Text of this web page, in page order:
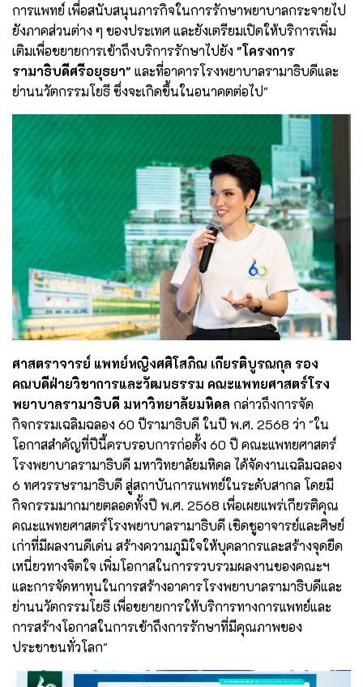
การแพทย์ เพื่อสนับสนุนภารกิจในการรักษาพยาบาลกระจายไป
ยังภาคส่วนต่าง ๆ ของประเทศ และยังเตรียมเปิดให้บริการเพิ่ม
เติมเพื่อขยายการเข้าถึงบริการรักษาไปยัง"โครงการ
รามาธิบดีศรีอยุธยา" และที่อาคารโรงพยาบาลรามาธิบดีและ
ย่านนวัตกรรมโยธี ซึ่งจะเกิดขึ้นในอนาคตต่อไป"
ศาสตราจารย์ แพทย์หญิงศศิโสภิณ เกียรติบูรณกุล รอง
คณบดีฝ่ายวิชาการและวัฒนธรรม คณะแพทยศาสตร์โรง
พยาบาลรามาธิบดี มหาวิทยาลัยมหิดล กล่าวถึงการจัด
กิจกรรมเฉลิมฉลอง 60 ปีรามาธิบดี ในปี พ.ศ. 2568 ว่า "ใน
โอกาสสำคัญที่ปีนี้ครบรอบการก่อตั้ง 60 ปี คณะแพทยศาสตร์
โรงพยาบาลรามาธิบดี มหาวิทยาลัยมหิดล ได้จัดงานเฉลิมฉลอง
6 ทศวรรษรามาธิบดี สู่สถาบันการแพทย์ในระดับสากล โดยมี
กิจกรรมมากมายตลอดทั้งปี พ.ศ. 2568 เพื่อเผยแพร่เกียรติคุณ
คณะแพทยศาสตร์โรงพยาบาลรามาธิบดี เชิดชูอาจารย์และศิษย์
เก่าที่มีผลงานดีเด่น สร้างความภูมิใจให้บุคลากรและสร้างจุดยืด
เหนี่ยวทางจิตใจ เพิ่มโอกาสในการรวบรวมผลงานของคณะฯ
และการจัดหาทุนในการสร้างอาคารโรงพยาบาลรามาธิบดีและ
ย่านนวัตกรรมโยธี เพื่อขยายการให้บริการทางการแพทย์และ
การสร้างโอกาสในการเข้าถึงการรักษาที่มีคุณภาพของ
ประชาชนทั่วโลก"